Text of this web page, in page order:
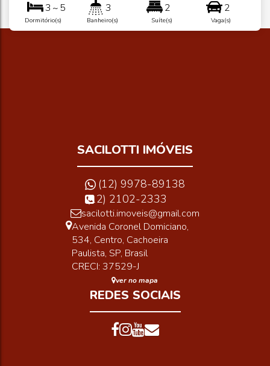
3 ~ 5
Dormitório(s)
3
Banheiro(s)
2
Suíte(s)
2
Vaga(s)
SACILOTTI IMÓVEIS
(12) 9978-89138
(12) 2102-2333
sacilotti.imoveis@gmail.com
Avenida Coronel Domiciano,
534, Centro, Cachoeira
Paulista, SP, Brasil
CRECI: 37529-J
ver no mapa
REDES SOCIAIS